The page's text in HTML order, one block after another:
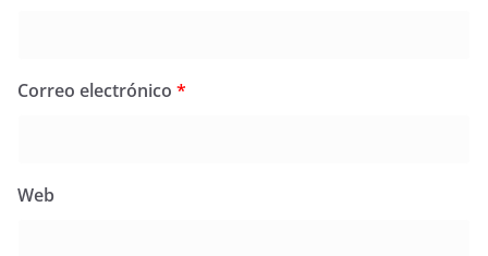
Correo electrónico *
Web